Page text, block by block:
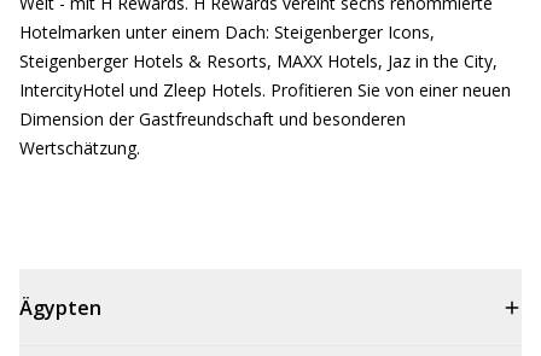
Hotelmarken unter einem Dach: Steigenberger Icons,
Steigenberger Hotels & Resorts, MAXX Hotels, Jaz in the City,
IntercityHotel und Zleep Hotels. Profitieren Sie von einer neuen
Dimension der Gastfreundschaft und besonderen
Wertschätzung.
Ägypten